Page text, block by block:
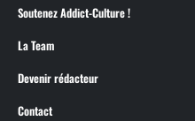
Soutenez Addict-Culture !
La Team
Devenir rédacteur
Contact